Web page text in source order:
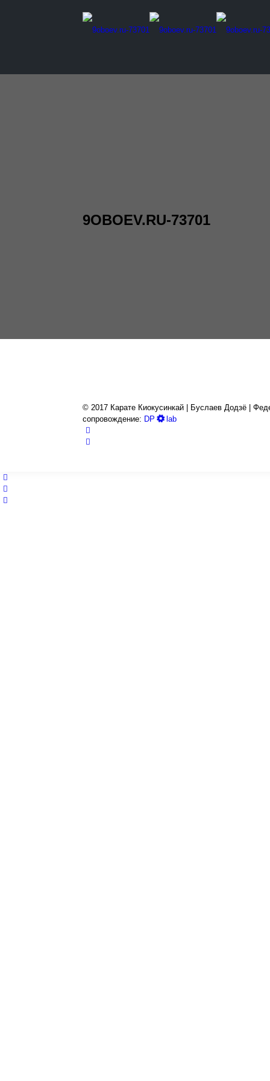
9OBOEV.RU-73701
© 2017 Карате Киокуcинкай | Буслаев Додзё |
сопровождение: DP lab